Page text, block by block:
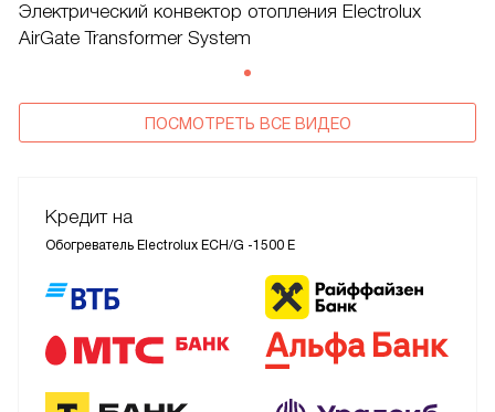
Электрический конвектор отопления Electrolux
AirGate Transformer System
ПОСМОТРЕТЬ ВСЕ ВИДЕО
Кредит на
Обогреватель Electrolux ECH/G -1500 E